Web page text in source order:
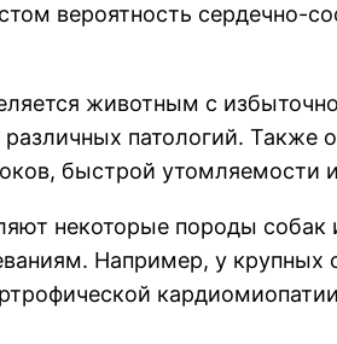
вероятность сердечно-
животным с
патологий.
быстрой утомляемости
некоторые породы
Например, у крупных